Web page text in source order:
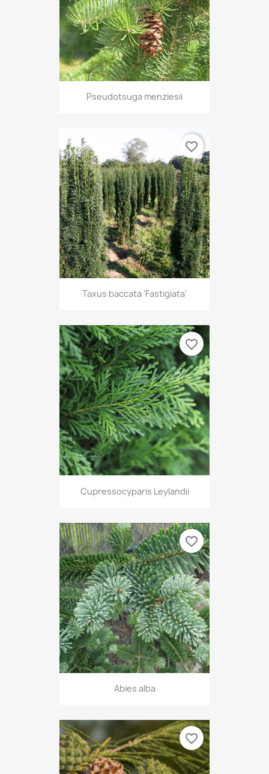
Pseudotsuga menziesii
Taxus baccata 'Fastigiata'
favorite_border
Cupressocyparis Leylandii
favorite_border
Abies alba
favorite_border
favorite_border